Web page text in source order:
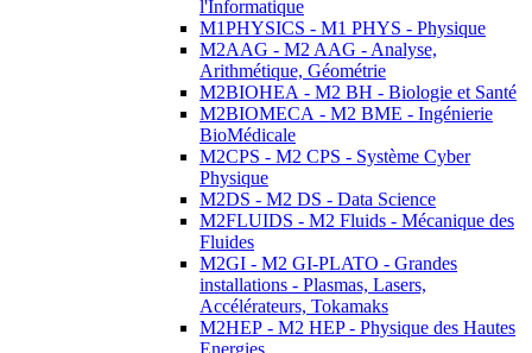
l'Informatique
M1PHYSICS - M1 PHYS - Physique
M2AAG - M2 AAG - Analyse,
Arithmétique, Géométrie
M2BIOHEA - M2 BH - Biologie et Santé
M2BIOMECA - M2 BME - Ingénierie
BioMédicale
M2CPS - M2 CPS - Système Cyber
Physique
M2DS - M2 DS - Data Science
M2FLUIDS - M2 Fluids - Mécanique des
Fluides
M2GI - M2 GI-PLATO - Grandes
installations - Plasmas, Lasers,
Accélérateurs, Tokamaks
M2HEP - M2 HEP - Physique des Hautes
Energies